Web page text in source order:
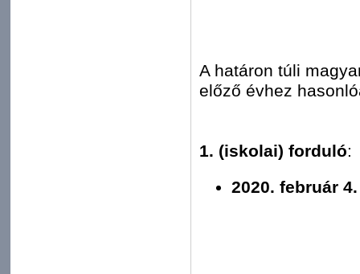
A határon túli
előző évhez
1. (iskolai) forduló:
2020. február